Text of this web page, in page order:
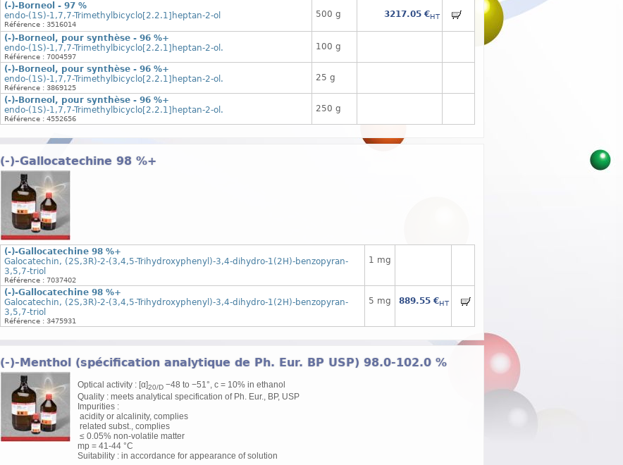
(-)-Borneol - 97 %
endo-(1S)-1,7,7-Trimethylbicyclo[2.2.1]heptan-2-ol
Référence : 3516014
500 g 3217.05 €HT
(-)-Borneol, pour synthèse - 96 %+
endo-(1S)-1,7,7-Trimethylbicyclo[2.2.1]heptan-2-ol.
Référence : 7004597
100 g
(-)-Borneol, pour synthèse - 96 %+
endo-(1S)-1,7,7-Trimethylbicyclo[2.2.1]heptan-2-ol.
Référence : 3869125
25 g
(-)-Borneol, pour synthèse - 96 %+
endo-(1S)-1,7,7-Trimethylbicyclo[2.2.1]heptan-2-ol.
Référence : 4552656
250 g
(-)-Gallocatechine 98 %+
(-)-Gallocatechine 98 %+
Galocatechin, (2S,3R)-2-(3,4,5-Trihydroxyphenyl)-3,4-dihydro-1(2H)-benzopyran-
3,5,7-triol
Référence : 7037402
1 mg
(-)-Gallocatechine 98 %+
Galocatechin, (2S,3R)-2-(3,4,5-Trihydroxyphenyl)-3,4-dihydro-1(2H)-benzopyran-
3,5,7-triol
Référence : 3475931
5 mg 889.55 €HT
(-)-Menthol (spécification analytique de Ph. Eur. BP USP) 98.0-102.0 %
Optical activity : [α]20/D−48 to −51°, c = 10% in ethanol
Quality : meets analytical specification of Ph. Eur., BP, USP
Impurities :
acidity or alcalinity, complies
related subst., complies
≤ 0.05% non-volatile matter
mp = 41-44 °C
Suitability : in accordance for appearance of solution